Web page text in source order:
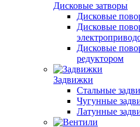
Дисковые затворы
Дисковые
Дисковые
Дисковые
редуктором
Задвижки
Стальные
Чугунные
Латунные